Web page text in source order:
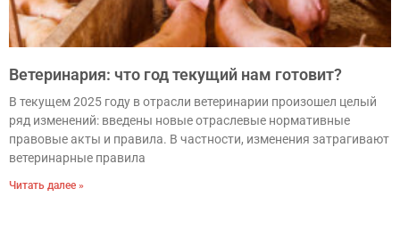
Ветеринария: что год текущий нам готовит?
В текущем 2025 году в отрасли ветеринарии произошел целый
ряд изменений: введены новые отраслевые нормативные
правовые акты и правила. В частности, изменения затрагивают
ветеринарные правила
Читать далее »